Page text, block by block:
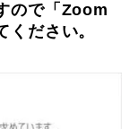
ので「Zoom
ださい。